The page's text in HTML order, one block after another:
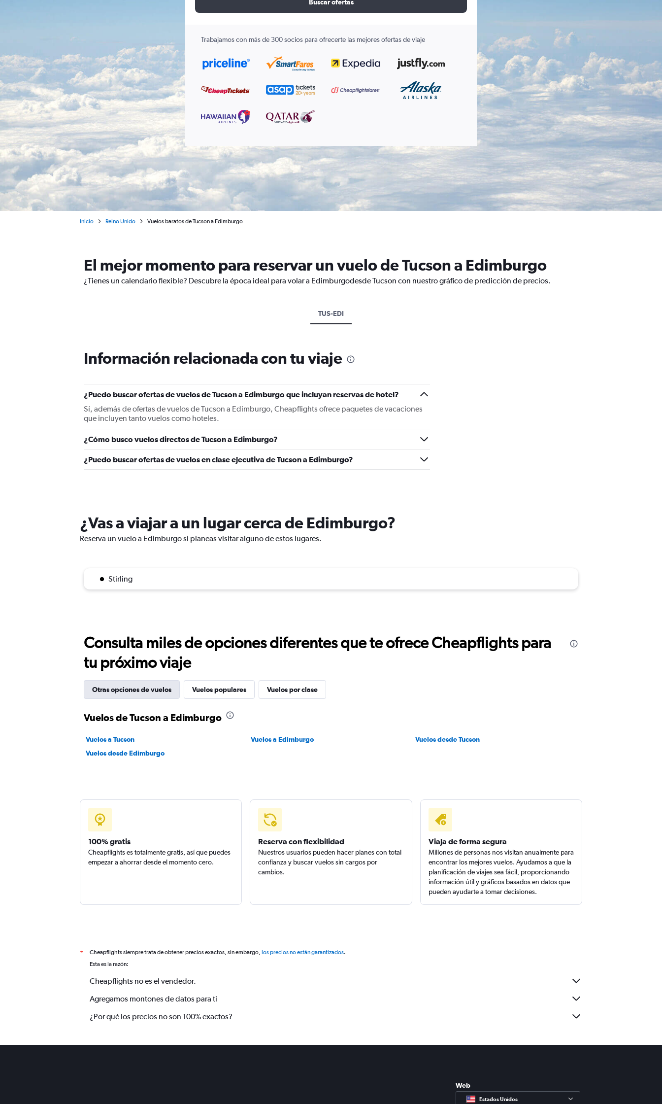
Buscar ofertas
Trabajamos con más de 300 socios para ofrecerte las mejores ofertas de viaje
Inicio Reino Unido Vuelos baratos de Tucson a Edimburgo
El mejor momento para reservar un vuelo de Tucson a Edimburgo
¿Tienes un calendario flexible? Descubre la época ideal para volar a Edimburgodesde Tucson con nuestro gráfico de predicción de precios.
TUS-EDI
Información relacionada con tu viaje
¿Puedo buscar ofertas de vuelos de Tucson a Edimburgo que incluyan reservas de hotel?
Sí, además de ofertas de vuelos de Tucson a Edimburgo, Cheapflights ofrece paquetes de vacaciones
que incluyen tanto vuelos como hoteles.
¿Cómo busco vuelos directos de Tucson a Edimburgo?
¿Puedo buscar ofertas de vuelos en clase ejecutiva de Tucson a Edimburgo?
¿Vas a viajar a un lugar cerca de Edimburgo?
Reserva un vuelo a Edimburgo si planeas visitar alguno de estos lugares.
Stirling
Consulta miles de opciones diferentes que te ofrece Cheapflights para
tu próximo viaje
Otras opciones de vuelos Vuelos populares Vuelos por clase
Vuelos de Tucson a Edimburgo
Vuelos a Tucson Vuelos a Edimburgo
Vuelos desde Tucson
Vuelos desde Edimburgo
100% gratis
Cheapflights es totalmente gratis, así que puedes
empezar a ahorrar desde el momento cero.
Reserva con flexibilidad
Nuestros usuarios pueden hacer planes con total
confianza y buscar vuelos sin cargos por
cambios.
Viaja de forma segura
Millones de personas nos visitan anualmente para
encontrar los mejores vuelos. Ayudamos a que la
planificación de viajes sea fácil, proporcionando
información útil y gráficos basados en datos que
pueden ayudarte a tomar decisiones.
* Cheapflights siempre trata de obtener precios exactos, sin embargo, los precios no están garantizados.
Esta es la razón:
Cheapflights no es el vendedor.
Agregamos montones de datos para ti
¿Por qué los precios no son 100% exactos?
Web
Estados Unidos